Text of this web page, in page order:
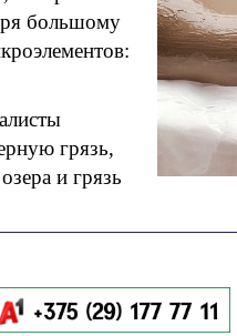
большому
грязь,
и грязь